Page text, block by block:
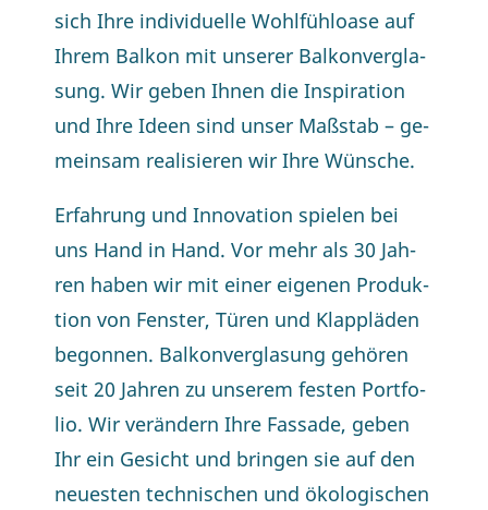
sich Ih­re in­di­vi­du­el­le Wohl­fühl­oa­se auf
Ih­rem Bal­kon mit un­se­rer Bal­kon­ver­gla­
sung. Wir ge­ben Ih­nen die In­spi­ra­ti­on
und Ih­re Ideen sind un­ser Maß­stab – ge­
mein­sam rea­li­sie­ren wir Ih­re Wünsche.
Er­fah­rung und In­no­va­ti­on spie­len bei
uns Hand in Hand. Vor mehr als 30 Jah­
ren ha­ben wir mit ei­ner ei­ge­nen Pro­duk­
ti­on von Fens­ter, Tü­ren und Klapp­lä­den
be­gon­nen. Bal­kon­ver­gla­sung ge­hö­ren
seit 20 Jah­ren zu un­se­rem fes­ten Port­fo­
lio. Wir ver­än­dern Ih­re Fas­sa­de, ge­ben
Ihr ein Ge­sicht und brin­gen sie auf den
neu­es­ten tech­ni­schen und öko­lo­gi­schen